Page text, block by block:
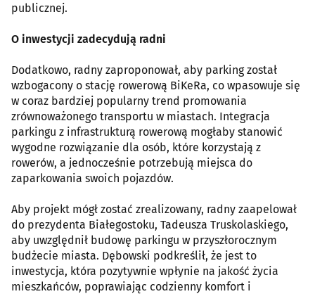
publicznej.
O inwestycji zadecydują radni
Dodatkowo, radny zaproponował, aby parking został
wzbogacony o stację rowerową BiKeRa, co wpasowuje się
w coraz bardziej popularny trend promowania
zrównoważonego transportu w miastach. Integracja
parkingu z infrastrukturą rowerową mogłaby stanowić
wygodne rozwiązanie dla osób, które korzystają z
rowerów, a jednocześnie potrzebują miejsca do
zaparkowania swoich pojazdów.
Aby projekt mógł zostać zrealizowany, radny zaapelował
do prezydenta Białegostoku, Tadeusza Truskolaskiego,
aby uwzględnił budowę parkingu w przyszłorocznym
budżecie miasta. Dębowski podkreślił, że jest to
inwestycja, która pozytywnie wpłynie na jakość życia
mieszkańców, poprawiając codzienny komfort i